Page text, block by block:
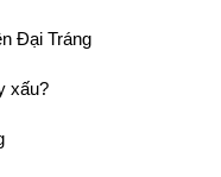
Đại Tráng
xấu?